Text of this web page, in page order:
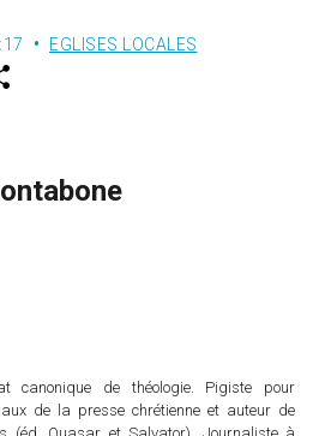
EGLISES LOCALES
canonique de théologie. Pigiste pour
de la presse chrétienne et auteur de